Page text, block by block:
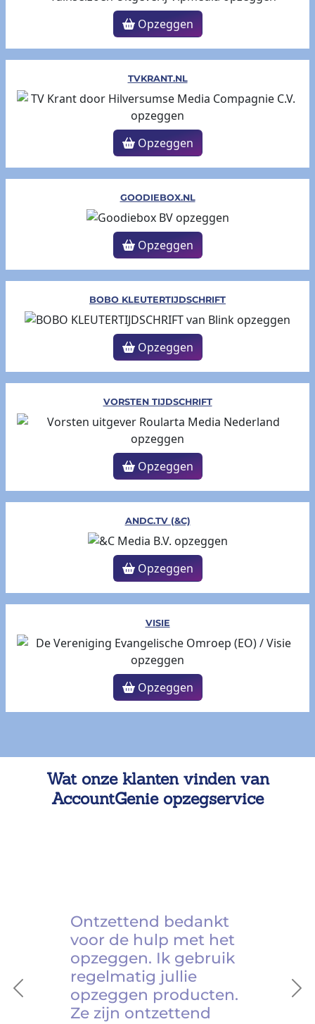
Opzeggen
TVKRANT.NL
Opzeggen
GOODIEBOX.NL
Opzeggen
BOBO KLEUTERTIJDSCHRIFT
Opzeggen
VORSTEN TIJDSCHRIFT
Opzeggen
ANDC.TV (&C)
Opzeggen
VISIE
Opzeggen
Wat onze klanten vinden van
AccountGenie opzegservice
Previous
Ontzettend bedankt
voor de hulp met het
opzeggen. Ik gebruik
regelmatig jullie
opzeggen producten.
Ze zijn ontzettend